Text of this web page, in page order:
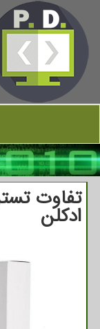
تفاوت
ادكلن